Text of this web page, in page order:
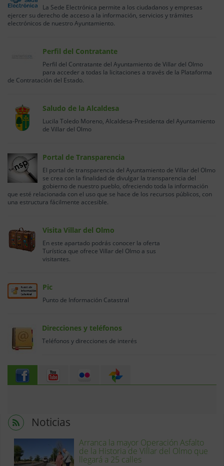
La Sede Electrónica permite a los ciudadanos y empresas
ejercer su derecho de acceso a la información, servicios y trámites
electrónicos de nuestro Ayuntamiento.
Perfil del Contratante
Perfil del Contratante del Ayuntamiento de Villar del Olmo
para acceder a todas la licitaciones a través de la Plataforma
de Contratación del Estado.
Saludo de la Alcaldesa
Lucila Toledo Moreno, Alcaldesa-Presidenta del Ayuntamiento
de Villar del Olmo
Portal de Transparencia
El portal de transparencia del Ayuntamiento de Villar del Olmo
se crea con la finalidad de divulgar la transparencia del
gobierno de nuestro pueblo, ofreciendo toda la información
que esté relacionada con el uso que se hace de los recursos públicos, con
una estructura fácilmente accesible.
Visita Villar del Olmo
En este apartado podrás conocer la oferta
Turística que ofrece Villar del Olmo a sus
visitantes.
Pic
Punto de Información Catastral
Direcciones y teléfonos
Teléfonos y direcciones de interés
Noticias
Arranca la mayor Operación Asfalto
de la Historia de Villar del Olmo que
llegará a 25 calles